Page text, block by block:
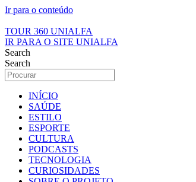
Ir para o conteúdo
TOUR 360 UNIALFA
IR PARA O SITE UNIALFA
Search
Search
INÍCIO
SAÚDE
ESTILO
ESPORTE
CULTURA
PODCASTS
TECNOLOGIA
CURIOSIDADES